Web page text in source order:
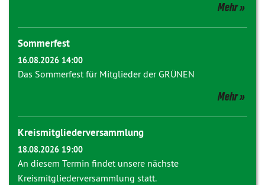
Mehr
Sommerfest
16.08.2026 14:00
Das Sommerfest für Mitglieder der GRÜNEN
Mehr
Kreismitgliederversammlung
18.08.2026 19:00
An diesem Termin findet unsere nächste
Kreismitgliederversammlung statt.